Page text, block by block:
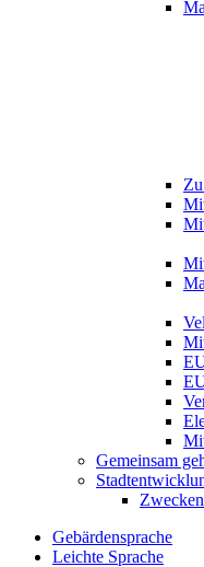
Gemeinsam
Gebärdensprache
Leichte Sprache